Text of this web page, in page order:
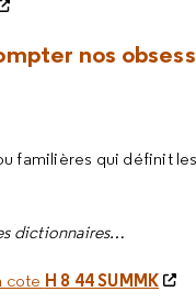
nos
familières qui définit
dictionnaires…
cote H 8 44 SUMMK